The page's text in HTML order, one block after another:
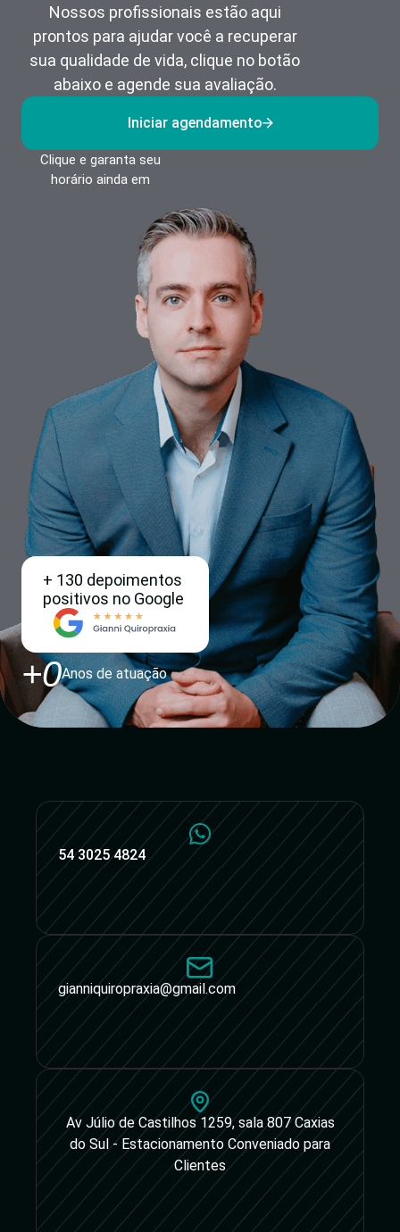
Nossos profissionais estão aqui
prontos para ajudar você a recuperar
sua qualidade de vida, clique no botão
abaixo e agende sua avaliação.
Iniciar agendamento
Clique e garanta seu
horário ainda em
+ 130 depoimentos
positivos no Google
Anos de atuação
+0
54 3025 4824
gianniquiropraxia@gmail.com
Av Júlio de Castilhos 1259, sala 807 Caxias
do Sul - Estacionamento Conveniado para
Clientes